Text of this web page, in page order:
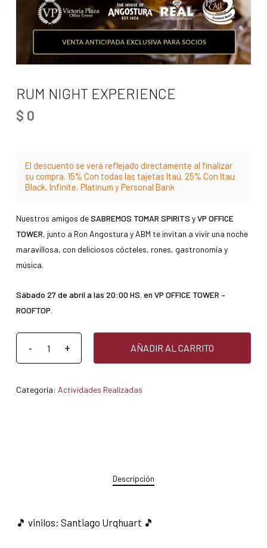
RUM NIGHT EXPERIENCE
$ 0
El descuento se verá reflejado directamente al finalizar
su compra. 15% Con todas las tajetas Itaú. 25% Con Itau
Black, Infinite, Platinum y Personal Bank
Nuestros amigos deSABREMOS TOMAR SPIRITS yVP OFFICE
TOWER, junto a Ron Angostura y ABM te invitan a vivir una noche
maravillosa, con deliciosos cócteles, rones, gastronomía y
música.
Sábado 27 de abril a las 20:00 HS. en VP OFFICE TOWER –
ROOFTOP.
AÑADIR AL CARRITO
Categoría: Actividades Realizadas
Descripción
🎵 vinilos: Santiago Urqhuart 🎵